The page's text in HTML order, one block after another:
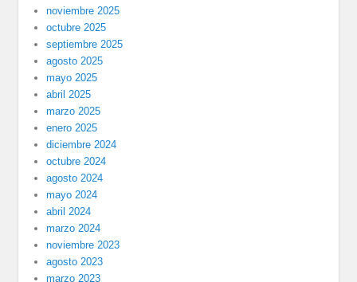
noviembre 2025
octubre 2025
septiembre 2025
agosto 2025
mayo 2025
abril 2025
marzo 2025
enero 2025
diciembre 2024
octubre 2024
agosto 2024
mayo 2024
abril 2024
marzo 2024
noviembre 2023
agosto 2023
marzo 2023